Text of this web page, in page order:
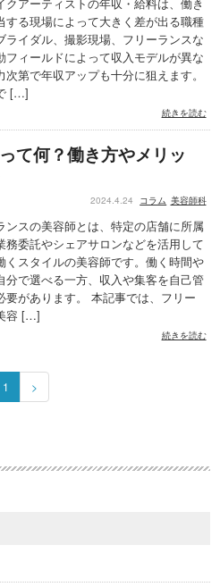
する現場によって大きく差が出る職種
ライダル、撮影現場、フリーランスな
フィールドによって収入モデルが異な
次第で年収アップも十分に狙えます。
[…]
続きを読む
て何？働き方やメリッ
2024.4.24 コラム 美容師科
ンスの美容師とは、特定の店舗に所属
務委託やシェアサロンなどを活用して
くスタイルの美容師です。働く時間や
分で選べる一方、収入や集客を自己管
要があります。 本記事では、フリー
容 […]
続きを読む
1 >